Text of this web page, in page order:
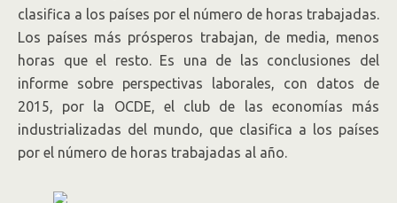
clasifica a los países por el número de horas trabajadas.
Los países más prósperos trabajan, de media, menos
horas que el resto. Es una de las conclusiones del
informe sobre perspectivas laborales, con datos de
2015, por la OCDE, el club de las economías más
industrializadas del mundo, que clasifica a los países
por el número de horas trabajadas al año.